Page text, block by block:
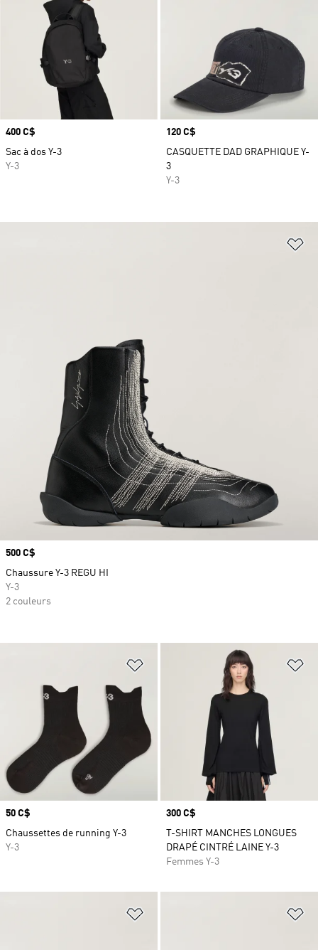
Prix
400 C$
Sac à dos Y-3
Y-3
Prix
120 C$
CASQUETTE DAD GRAPHIQUE Y-
3
Y-3
Ajouter à la Liste de produits
Prix
50 C$
Chaussettes de running Y-3
Y-3
Prix
300 C$
T-SHIRT MANCHES LONGUES
DRAPÉ CINTRÉ LAINE Y-3
Femmes Y-3
Ajouter à la Liste de produits
Prix
500 C$
Chaussure Y-3 REGU HI
Y-3
2 couleurs